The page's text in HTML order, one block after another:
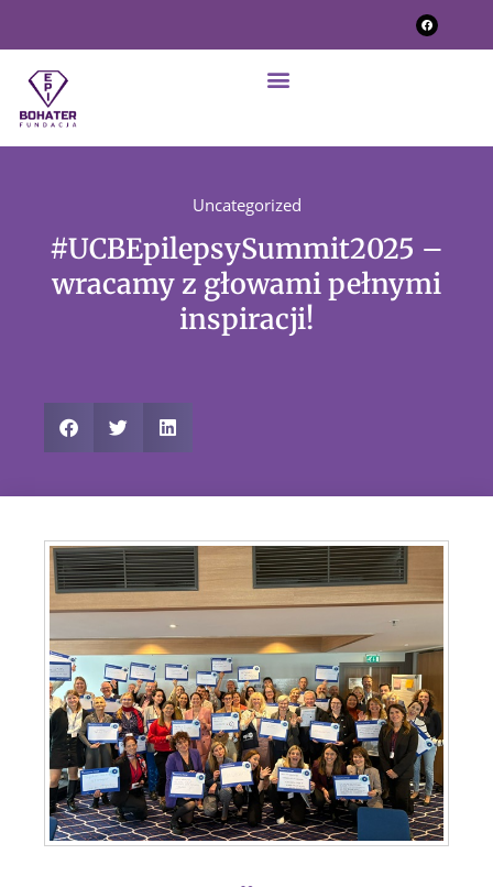
Uncategorized
#UCBEpilepsySummit2025 –
wracamy z głowami pełnymi
inspiracji!